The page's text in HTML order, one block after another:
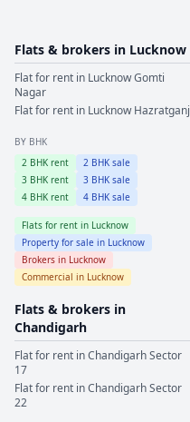
Flats & brokers in Lucknow
Flat for rent in LucknowGomti
Nagar
Flat for rent in Lucknow Hazratganj
BY BHK
2 BHK rent 2 BHK sale
3 BHK rent 3 BHK sale
4 BHK rent 4 BHK sale
Flats for rent in Lucknow
Property for sale in Lucknow
Brokers in Lucknow
Commercial in Lucknow
Flats & brokers in
Chandigarh
Flat for rent inChandigarhSector
17
Flat for rent inChandigarhSector
22